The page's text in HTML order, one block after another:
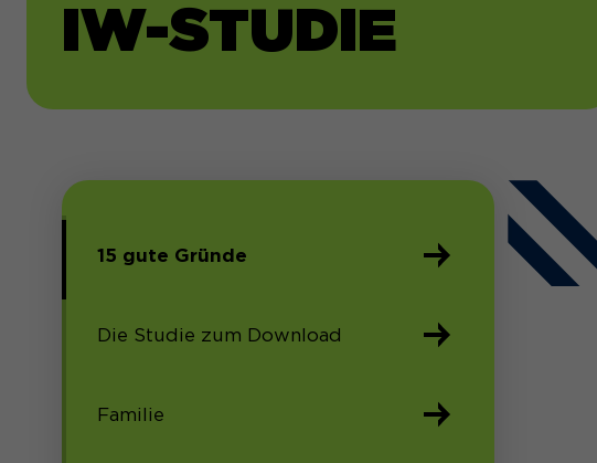
IW-STUDIE
15 gute Gründe
Die Studie zum Download
Familie